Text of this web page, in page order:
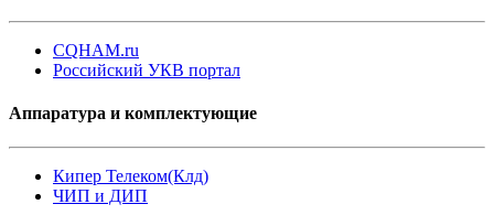
CQHAM.ru
Российский УКВ портал
Аппаратура и комплектующие
Кипер Телеком(Клд)
ЧИП и ДИП